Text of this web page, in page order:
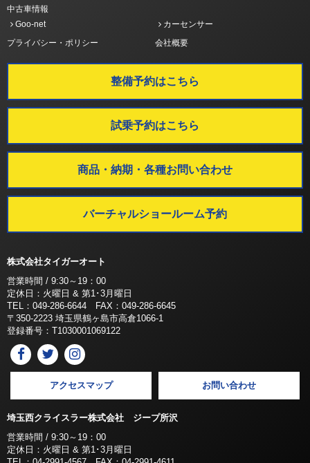
中古車情報
Goo-net
カーセンサー
プライバシー・ポリシー
会社概要
整備予約はこちら
試乗予約はこちら
商品・納期・各種お問い合わせ
バーチャルショールーム予約
株式会社タイガーオート
営業時間 / 9:30～19：00
定休日：火曜日 & 第1･3月曜日
TEL：049-286-6644 FAX：049-286-6645
〒350-2223 埼玉県鶴ヶ島市高倉1066-1
登録番号：T1030001069122
アクセスマップ お問い合わせ
埼玉西クライスラー株式会社 ジープ所沢
営業時間 / 9:30～19：00
定休日：火曜日 & 第1･3月曜日